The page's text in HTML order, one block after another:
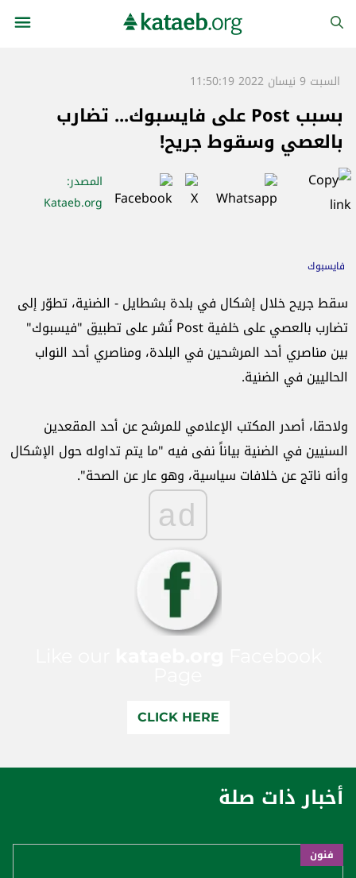
السبت 9 نيسان 2022 11:50:19
بسبب Post على فايسبوك... تضارب
بالعصي وسقوط جريح!
المصدر:
Kataeb.org
فايسبوك
سقط جريح خلال إشكال في بلدة بشطايل - الضنية، تطوّر إلى
تضارب بالعصي على خلفية Post نُشر على تطبيق "فيسبوك"
بين مناصري أحد المرشحين في البلدة، ومناصري أحد النواب
الحاليين في الضنية.
ولاحقا، أصدر المكتب الإعلامي للمرشح عن أحد المقعدين
السنيين في الضنية بياناً نفى فيه "ما يتم تداوله حول الإشكال
وأنه ناتج عن خلافات سياسية، وهو عار عن الصحة".
ad
CLICK HERE
أخبار ذات صلة
فنون